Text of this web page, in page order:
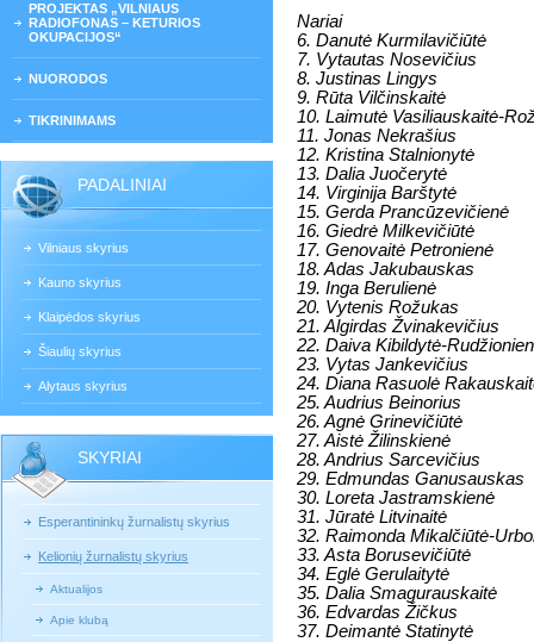
PROJEKTAS „VILNIAUS
RADIOFONAS – KETURIOS
OKUPACIJOS“
NUORODOS
TIKRINIMAMS
PADALINIAI
Vilniaus skyrius
Kauno skyrius
Klaipėdos skyrius
Šiaulių skyrius
Alytaus skyrius
SKYRIAI
Esperantininkų žurnalistų skyrius
Kelionių žurnalistų skyrius
Aktualijos
Apie klubą
Nariai
6. Danutė Kurmilavičiūtė
7. Vytautas Nosevičius
8. Justinas Lingys
9. Rūta Vilčinskaitė
10. Laimutė Vasiliauskaitė-
11. Jonas Nekrašius
12. Kristina Stalnionytė
13. Dalia Juočerytė
14. Virginija Barštytė
15. Gerda Prancūzevičienė
16. Giedrė Milkevičiūtė
17. Genovaitė Petronienė
18. Adas Jakubauskas
19. Inga Berulienė
20. Vytenis Rožukas
21. Algirdas Žvinakevičius
22. Daiva Kibildytė-
23. Vytas Jankevičius
24. Diana Rasuolė
25. Audrius Beinorius
26. Agnė Grinevičiūtė
27. Aistė Žilinskienė
28. Andrius Sarcevičius
29. Edmundas Ganusauskas
30. Loreta Jastramskienė
31. Jūratė Litvinaitė
32. Raimonda Mikalčiūtė-
33. Asta Borusevičiūtė
34. Eglė Gerulaitytė
35. Dalia Smagurauskaitė
36. Edvardas Žičkus
37. Deimantė Statinytė